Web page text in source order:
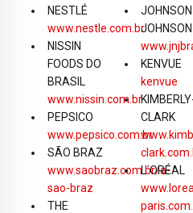
NESTLÉ
www.nestle.com.br
NISSIN
FOODS DO
BRASIL
www.nissin.com.br
PEPSICO
www.pepsico.com.br
SÃO BRAZ
www.saobraz.com.br/a-
sao-braz
THE
JOHNSON
KENVUE
kenvue
CLARK
L´ORÉAL